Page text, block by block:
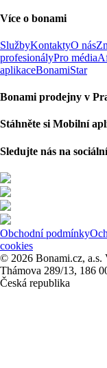
Více o bonami
SlužbyKontaktyO nás
profesionályPro média
aplikaceBonamiStar
Bonami prodejny v
Stáhněte si Mobilní
Sledujte nás na
Obchodní podmínky
cookies
© 2026 Bonami.cz, a.s.
Thámova 289/13, 186
Česká republika